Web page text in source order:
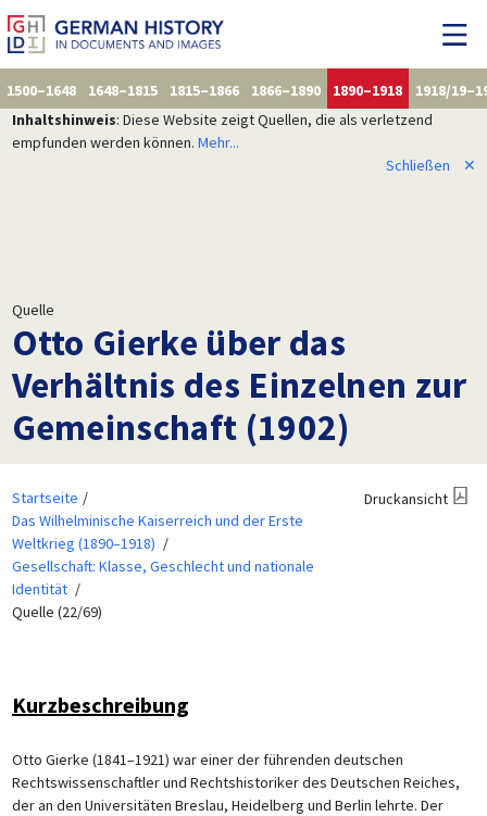
1500–1648 1648–1815 1815–1866 1866–1890 1890–1918
1918/
Inhaltshinweis: Diese Website zeigt Quellen, die als verletzend
empfunden werden können. Mehr...
Schließen
✕
Quelle
Otto Gierke über das
Verhältnis des Einzelnen zur
Gemeinschaft (1902)
Startseite
Das Wilhelminische Kaiserreich und der Erste
Weltkrieg (1890–1918)
Gesellschaft: Klasse, Geschlecht und nationale
Identität
Quelle (22/69)
Druckansicht
Kurzbeschreibung
Otto Gierke (1841–1921) war einer der führenden deutschen
Rechtswissenschaftler und Rechtshistoriker des Deutschen Reiches,
der an den Universitäten Breslau, Heidelberg und Berlin lehrte. Der